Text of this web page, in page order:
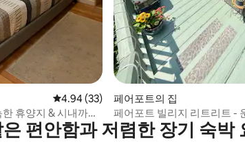
평점 4.94점(5점 만점), 후기 33개
4.94 (33)
휴양지 & 시내까지
페어포트의 집
페어포트 빌리지 리트리트 -
트리트까지 도보
편안함과 저렴한 장기 숙박